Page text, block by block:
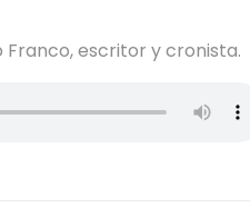
Franco, escritor y cronista.